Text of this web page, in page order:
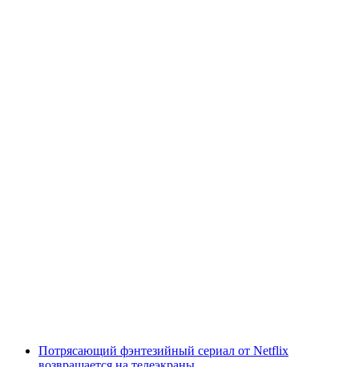
Потрясающий фэнтезийный сериал от Netflix